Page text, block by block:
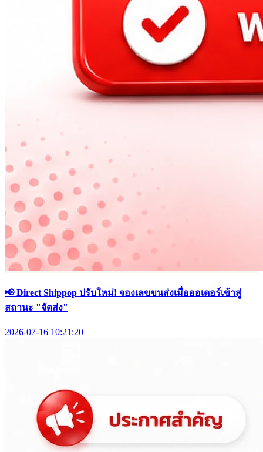
📢 Direct Shippop ปรับใหม่! จองเลขขนส่งเมื่อออเดอร์เข้าสู่
สถานะ "จัดส่ง"
2026-07-16 10:21:20